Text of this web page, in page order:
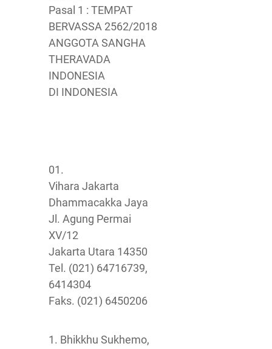
Pasal 1 : TEMPAT
BERVASSA 2562/2018
ANGGOTA SANGHA
THERAVADA
INDONESIA
DI INDONESIA
01.
Vihara Jakarta
Dhammacakka Jaya
Jl. Agung Permai
XV/12
Jakarta Utara 14350
Tel. (021) 64716739,
6414304
Faks. (021) 6450206
1. Bhikkhu Sukhemo,